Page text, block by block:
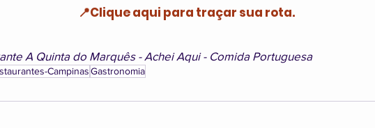
📍Clique aqui para traçar sua rota.
A Quinta do Marquês - Achei Aqui - Comida Portuguesa
CampinasGastronomia